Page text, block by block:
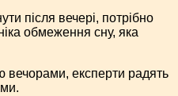
після вечері, потрібно
обмеження сну, яка
вечорами, експерти радять